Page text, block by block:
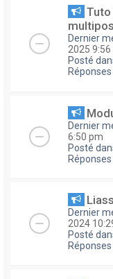
Dernier
2025 9:56
Posté
Réponses
Dernier
6:50 pm
Posté
Réponses
Dernier
2024
Posté
Réponses